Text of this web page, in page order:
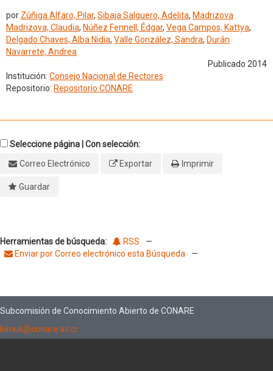
por Zúñiga Alfaro, Pilar, Sibaja Salguero, Adelita, Madrizova
Madrizova, Claudia, Núñez Fennell, Édgar, Vega Campos, Kattya,
Delgado Chaves, Alba Nidia, Valle González, Sandra, Durán
Navarrete, Andrea
Publicado 2014
Institución: Consejo Nacional de Rectores
Repositorio: Repositorio CONARE
Seleccione página | Con selección:
Correo Electrónico
Exportar Imprimir
Guardar
Herramientas de búsqueda: RSS
—
Enviar por Correo electrónico esta Búsqueda
—
Subcomisión de Conocimiento Abierto de CONARE
kimuk@conare.ac.cr